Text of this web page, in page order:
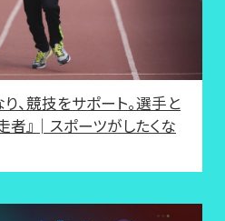
、競技をサポート。選手と
者』│スポーツがしたくな